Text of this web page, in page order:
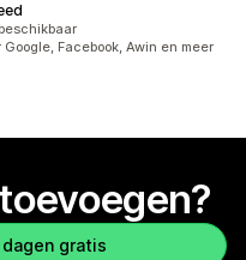
Facebook, Awin en meer
gratis